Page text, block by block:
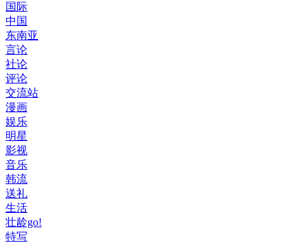
国际
中国
东南亚
言论
社论
评论
交流站
漫画
娱乐
明星
影视
音乐
韩流
送礼
生活
壮龄go!
特写